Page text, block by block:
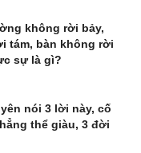
không rời bảy,
tám, bàn không rời
sự là gì?
nói 3 lời này, cố
thể giàu, 3 đời